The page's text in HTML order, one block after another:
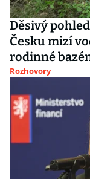
Děsivý
Česku mizí
rodinné
Rozhovory